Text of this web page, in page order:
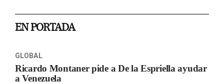
EN PORTADA
GLOBAL
Ricardo Montaner pide a De la Espriella ayudar
a Venezuela